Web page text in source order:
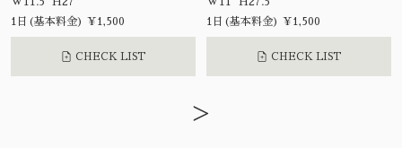
1日(基本料金) ¥1,500
CHECK LIST
1日(基本料金) ¥1,500
CHECK LIST
>